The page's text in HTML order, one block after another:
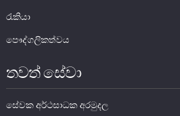
මූල්‍ය වෙළෙඳපොල
මූල්‍ය වෙළෙඳපොළ-සමස්ත විග්‍රහය
දේශීය විදේශ විනිමය වෙළෙඳපොළ
රැකියා
පෞද්ගලිකත්වය
තවත් සේවා
සේවක අර්ථසාධක අරමුදල